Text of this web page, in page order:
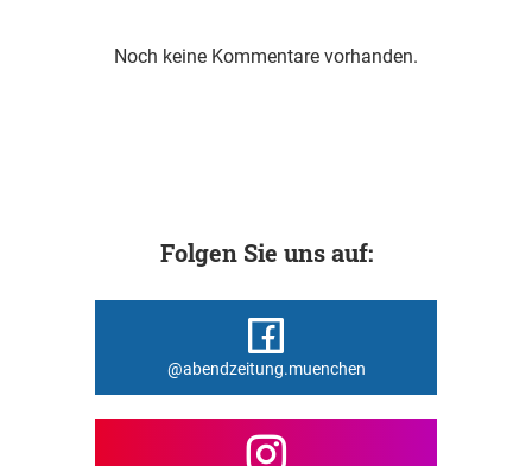
Noch keine Kommentare vorhanden.
Folgen Sie uns auf:
@abendzeitung.muenchen